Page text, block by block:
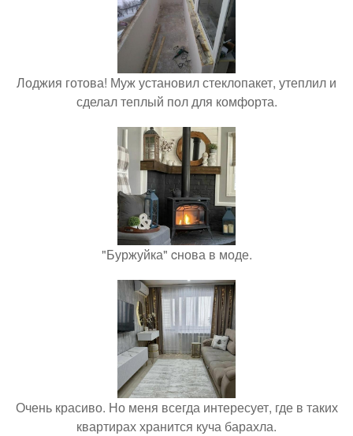
Лоджия готова! Муж установил стеклопакет, утеплил и
сделал теплый пол для комфорта.
"Буржуйка" cнова в моде.
Очень красиво. Но меня всегда интересует, где в таких
квартирах хранится куча барахла.